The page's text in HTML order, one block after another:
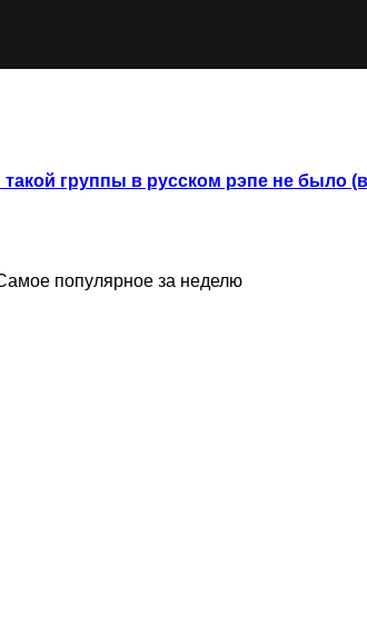
такой группы в русском рэпе не было
популярное за неделю